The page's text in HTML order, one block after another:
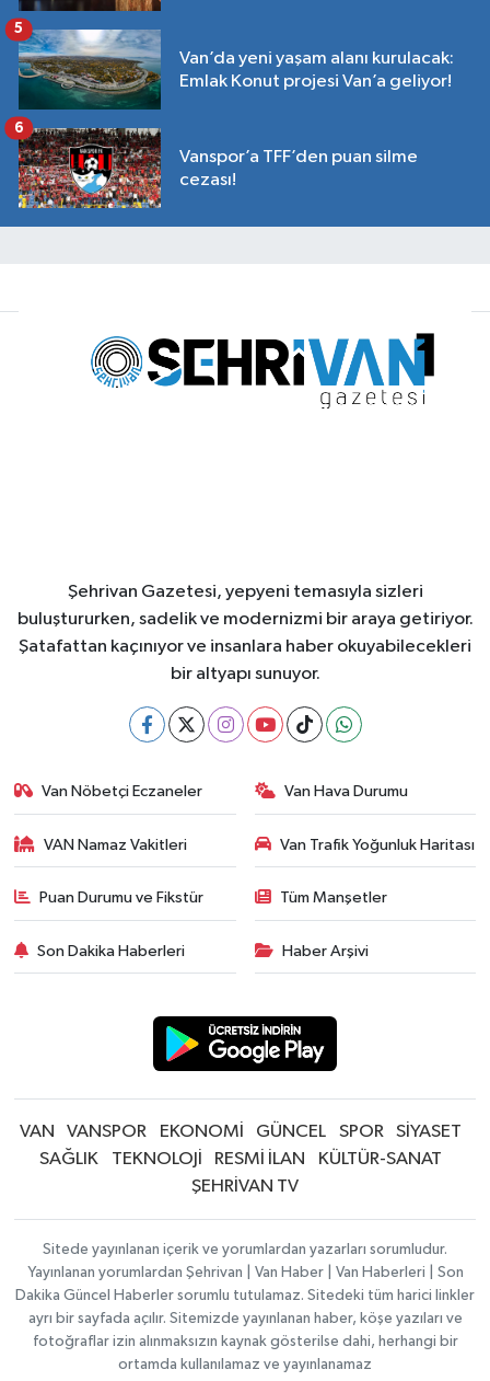
Van’da yeni yaşam alanı kurulacak:
Emlak Konut projesi Van’a geliyor!
5
Vanspor’a TFF’den puan silme
cezası!
6
Şehrivan Gazetesi, yepyeni temasıyla sizleri
buluştururken, sadelik ve modernizmi bir araya getiriyor.
Şatafattan kaçınıyor ve insanlara haber okuyabilecekleri
bir altyapı sunuyor.
Van Nöbetçi Eczaneler Van Hava Durumu
VAN Namaz Vakitleri Van Trafik Yoğunluk Haritası
Puan Durumu ve Fikstür Tüm Manşetler
Son Dakika Haberleri Haber Arşivi
VAN VANSPOR EKONOMİ GÜNCEL SPOR
SİYASET
SAĞLIK
TEKNOLOJİ RESMİ İLAN
KÜLTÜR-SANAT
ŞEHRİVAN TV
Sitede yayınlanan içerik ve yorumlardan yazarları sorumludur.
Yayınlanan yorumlardan Şehrivan | Van Haber | Van Haberleri | Son
Dakika Güncel Haberler sorumlu tutulamaz. Sitedeki tüm harici linkler
ayrı bir sayfada açılır. Sitemizde yayınlanan haber, köşe yazıları ve
fotoğraflar izin alınmaksızın kaynak gösterilse dahi, herhangi bir
ortamda kullanılamaz ve yayınlanamaz